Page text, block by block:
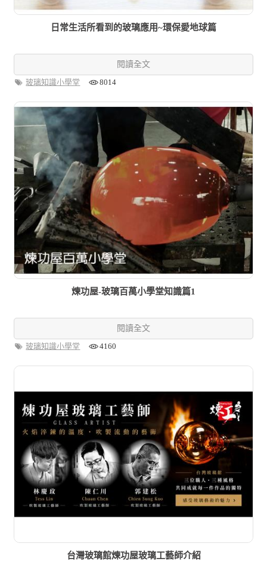
日常生活所看到的玻璃應用~環保愛地球篇
閱讀全文
玻璃知識小學堂
8014
煉功屋-玻璃百萬小學堂知識篇1
閱讀全文
玻璃知識小學堂
4160
台灣玻璃館煉功屋玻璃工藝師介紹